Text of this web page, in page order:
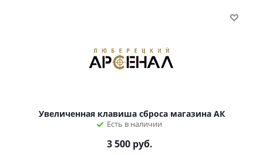
Увеличенная клавиша сброса магазина АК
Есть в наличии
3 500 руб.